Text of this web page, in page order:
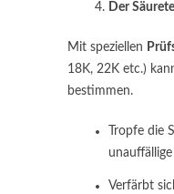
Der
Mit speziellen
18K, 22K etc.)
bestimmen.
Tropfe die
Verfärbt